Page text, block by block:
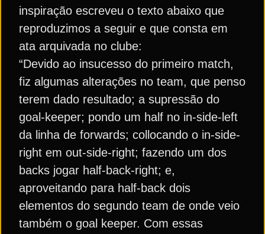
inspiração escreveu o texto abaixo que
reproduzimos a seguir e que consta em
ata arquivada no clube:
“Devido ao insucesso do primeiro match,
fiz algumas alterações no team, que penso
terem dado resultado; a supressão do
goal-keeper; pondo um half no in-side-left
da linha de forwards; collocando o in-side-
right em out-side-right; fazendo um dos
backs jogar half-back-right; e,
aproveitando para half-back dois
elementos do segundo team de onde veio
também o goal keeper. Com essas